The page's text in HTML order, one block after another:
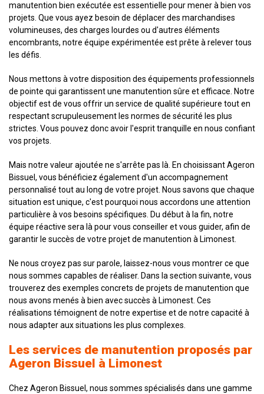
manutention bien exécutée est essentielle pour mener à bien vos
projets. Que vous ayez besoin de déplacer des marchandises
volumineuses, des charges lourdes ou d'autres éléments
encombrants, notre équipe expérimentée est prête à relever tous
les défis.
Nous mettons à votre disposition des équipements professionnels
de pointe qui garantissent une manutention sûre et efficace. Notre
objectif est de vous offrir un service de qualité supérieure tout en
respectant scrupuleusement les normes de sécurité les plus
strictes. Vous pouvez donc avoir l'esprit tranquille en nous confiant
vos projets.
Mais notre valeur ajoutée ne s'arrête pas là. En choisissant Ageron
Bissuel, vous bénéficiez également d'un accompagnement
personnalisé tout au long de votre projet. Nous savons que chaque
situation est unique, c'est pourquoi nous accordons une attention
particulière à vos besoins spécifiques. Du début à la fin, notre
équipe réactive sera là pour vous conseiller et vous guider, afin de
garantir le succès de votre projet de manutention à Limonest.
Ne nous croyez pas sur parole, laissez-nous vous montrer ce que
nous sommes capables de réaliser. Dans la section suivante, vous
trouverez des exemples concrets de projets de manutention que
nous avons menés à bien avec succès à Limonest. Ces
réalisations témoignent de notre expertise et de notre capacité à
nous adapter aux situations les plus complexes.
Les services de manutention proposés par
Ageron Bissuel à Limonest
Chez Ageron Bissuel, nous sommes spécialisés dans une gamme